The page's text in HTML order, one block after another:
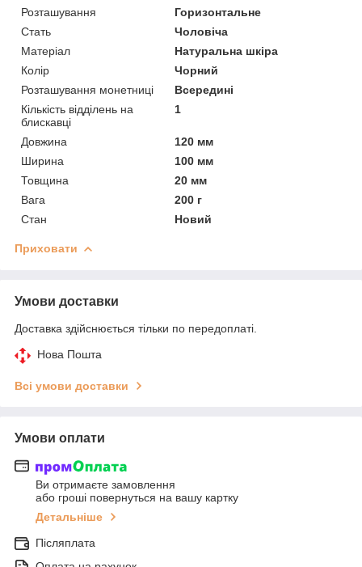
Розташування
Горизонтальне
Стать
Чоловіча
Матеріал
Натуральна шкіра
Колір
Чорний
Розташування монетниці
Всередині
Кількість відділень на
блискавці
1
Довжина
120 мм
Ширина
100 мм
Товщина
20 мм
Вага
200 г
Стан
Новий
Приховати
Умови доставки
Доставка здійснюється тільки по передоплаті.
Нова Пошта
Всі умови доставки
Умови оплати
Ви отримаєте замовлення
або гроші повернуться на вашу картку
Детальніше
Післяплата